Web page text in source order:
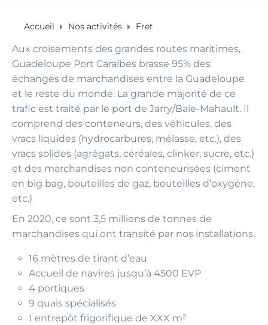
Accueil Nos activités Fret
Aux croisements des grandes routes maritimes,
Guadeloupe Port Caraïbes brasse 95% des
échanges de marchandises entre la Guadeloupe
et le reste du monde. La grande majorité de ce
trafic est traité par le port de Jarry/Baie-Mahault. Il
comprend des conteneurs, des véhicules, des
vracs liquides (hydrocarbures, mélasse, etc.), des
vracs solides (agrégats, céréales, clinker, sucre, etc.)
et des marchandises non conteneurisées (ciment
en big bag, bouteilles de gaz, bouteilles d’oxygène,
etc.)
En 2020, ce sont 3,5 millions de tonnes de
marchandises qui ont transité par nos installations.
16 mètres de tirant d’eau
Accueil de navires jusqu’à 4500 EVP
4 portiques
9 quais spécialisés
1 entrepôt frigorifique de XXX m²